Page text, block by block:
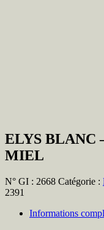
ELYS BLANC
MIEL
N° GI : 2668 Catégorie :
2391
Informations